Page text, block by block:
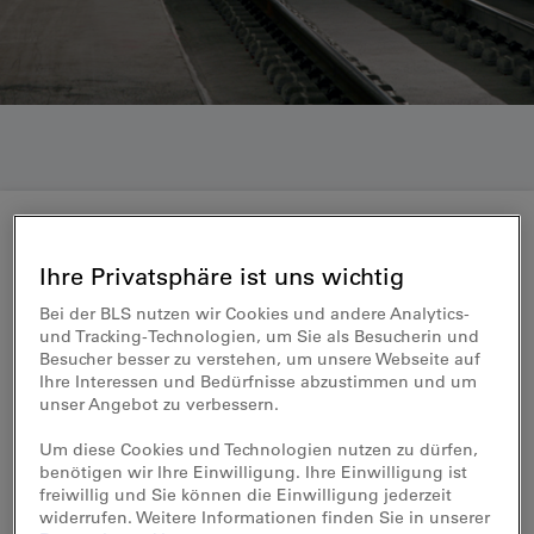
Medienmitteilung 21.02.2018
2017 war Rekordjahr im
Güterverkehr am Lötschberg
über 35 Millionen Bruttotonnen Güter per
Bahn transportiert. Dieser Allzeit-
Lastenrekord unterstreicht die Wichtigkeit
Ihre Privatsphäre ist uns wichtig
Bei der BLS nutzen wir Cookies und andere Analytics-
und Tracking-Technologien, um Sie als Besucherin und
Besucher besser zu verstehen, um unsere Webseite auf
Ihre Interessen und Bedürfnisse abzustimmen und um
unser Angebot zu verbessern.
Um diese Cookies und Technologien nutzen zu dürfen,
benötigen wir Ihre Einwilligung. Ihre Einwilligung ist
freiwillig und Sie können die Einwilligung jederzeit
widerrufen. Weitere Informationen finden Sie in unserer